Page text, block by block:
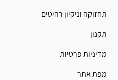
תחזוקה וניקיון רהיטים
תקנון
מדיניות פרטיות
מפת אתר